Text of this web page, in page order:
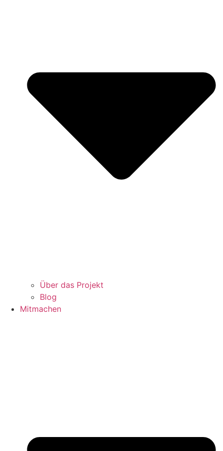
Über das Projekt
Blog
Mitmachen